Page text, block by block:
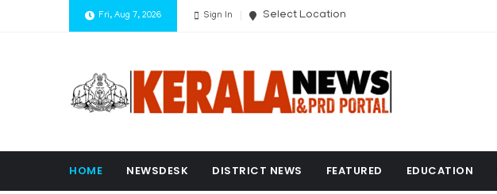
Fri, Aug 7, 2026 Sign In Select Location
HOME NEWSDESK DISTRICT NEWS FEATURED EDUCATION